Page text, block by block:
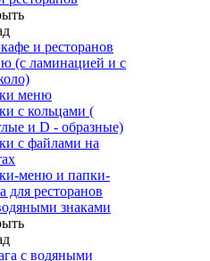
и ресторанов
(с ламинацией и с
меню
с кольцами (
и D - образные)
с файлами на
меню и папки-
для ресторанов
знаками
с водяными